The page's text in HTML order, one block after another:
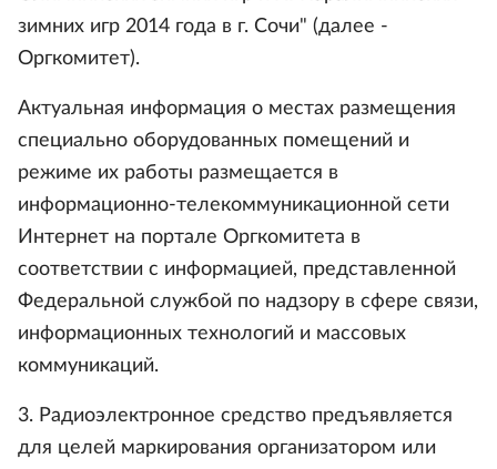
зимних игр 2014 года в г. Сочи" (далее -
Оргкомитет).
Актуальная информация о местах размещения
специально оборудованных помещений и
режиме их работы размещается в
информационно-телекоммуникационной сети
Интернет на портале Оргкомитета в
соответствии с информацией, представленной
Федеральной службой по надзору в сфере связи,
информационных технологий и массовых
коммуникаций.
3. Радиоэлектронное средство предъявляется
для целей маркирования организатором или